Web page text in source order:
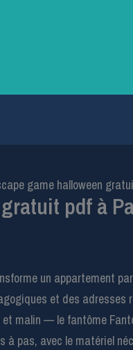
game halloween
pdf à
un appartement
et des adresses
et malin — le fantôme
à pas, avec le matériel